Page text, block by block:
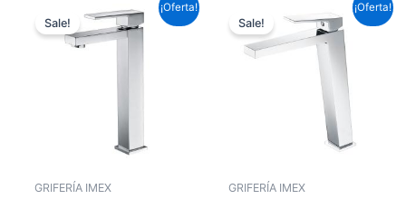
¡Oferta!
Sale!
GRIFERÍA IMEX
precio
original
era:
precio
actual
¡Oferta!
Sale!
GRIFERÍA IMEX
precio
original
era:
143,99 €.
precio
actual
es:
106,59 €.